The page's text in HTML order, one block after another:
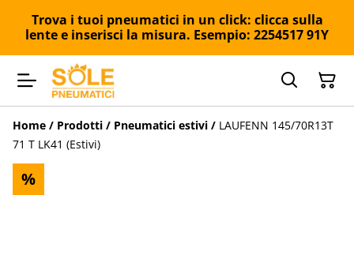
Trova i tuoi pneumatici in un click: clicca sulla
lente e inserisci la misura. Esempio: 2254517 91Y
Home / Prodotti / Pneumatici estivi / LAUFENN 145/70R13T
71 T LK41 (Estivi)
%